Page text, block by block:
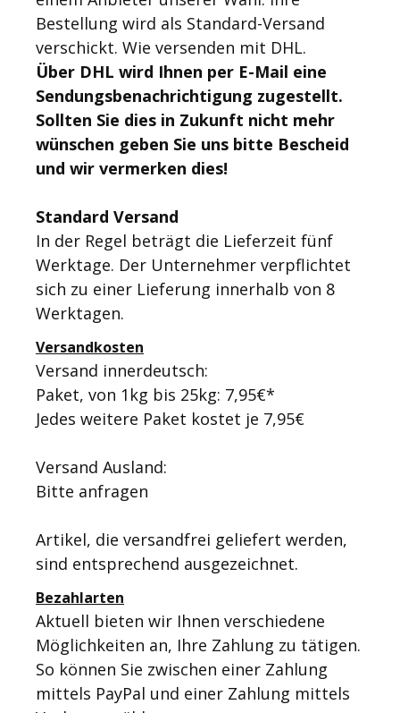
Bestellung wird als Standard-Versand
verschickt. Wie versenden mit DHL.
Über DHL wird Ihnen per E-Mail eine
Sendungsbenachrichtigung zugestellt.
Sollten Sie dies in Zukunft nicht mehr
wünschen geben Sie uns bitte Bescheid
und wir vermerken dies!
Standard Versand
In der Regel beträgt die Lieferzeit fünf
Werktage. Der Unternehmer verpflichtet
sich zu einer Lieferung innerhalb von 8
Werktagen.
Versandkosten
Versand innerdeutsch:
Paket, von 1kg bis 25kg: 7,95€*
Jedes weitere Paket kostet je 7,95€
Versand Ausland:
Bitte anfragen
Artikel, die versandfrei geliefert werden,
sind entsprechend ausgezeichnet.
Bezahlarten
Aktuell bieten wir Ihnen verschiedene
Möglichkeiten an, Ihre Zahlung zu tätigen.
So können Sie zwischen einer Zahlung
mittels PayPal und einer Zahlung mittels